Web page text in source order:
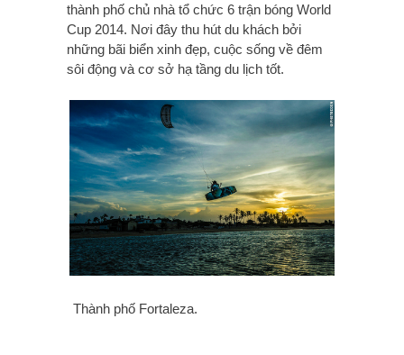
thành phố chủ nhà tổ chức 6 trận bóng World
Cup 2014. Nơi đây thu hút du khách bởi
những bãi biển xinh đẹp, cuộc sống về đêm
sôi động và cơ sở hạ tầng du lịch tốt.
Thành phố Fortaleza.